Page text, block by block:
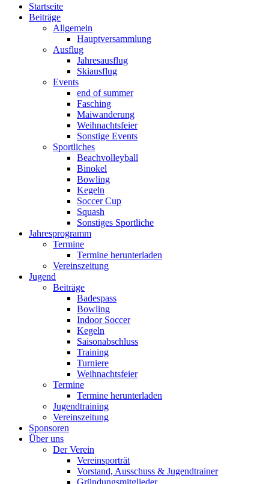
Startseite
Beiträge
Allgemein
Hauptversammlung
Ausflug
Jahresausflug
Skiausflug
Events
end of summer
Fasching
Maiwanderung
Weihnachtsfeier
Sonstige Events
Sportliches
Beachvolleyball
Binokel
Bowling
Kegeln
Soccer Cup
Squash
Sonstiges Sportliche
Jahresprogramm
Termine
Termine herunterladen
Vereinszeitung
Jugend
Beiträge
Badespass
Bowling
Indoor Soccer
Kegeln
Saisonabschluss
Training
Turniere
Weihnachtsfeier
Termine
Termine herunterladen
Jugendtraining
Vereinszeitung
Sponsoren
Über uns
Der Verein
Vereinsporträt
Vorstand, Ausschuss & Jugendtrainer
Gründungsmitglieder